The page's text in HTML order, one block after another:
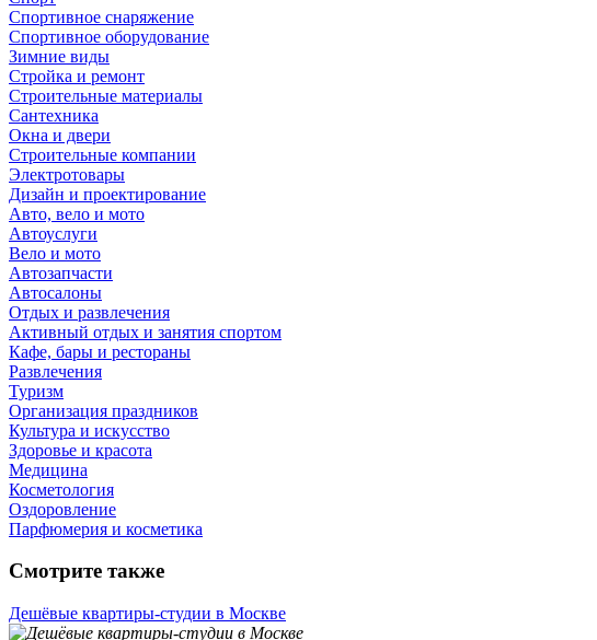
Спортивное снаряжение
Спортивное оборудование
Зимние виды
Стройка и ремонт
Строительные материалы
Сантехника
Окна и двери
Строительные компании
Электротовары
Дизайн и проектирование
Авто, вело и мото
Автоуслуги
Вело и мото
Автозапчасти
Автосалоны
Отдых и развлечения
Активный отдых и занятия спортом
Кафе, бары и рестораны
Развлечения
Туризм
Организация праздников
Культура и искусство
Здоровье и красота
Медицина
Косметология
Оздоровление
Парфюмерия и косметика
Смотрите также
Дешёвые квартиры-студии в Москве